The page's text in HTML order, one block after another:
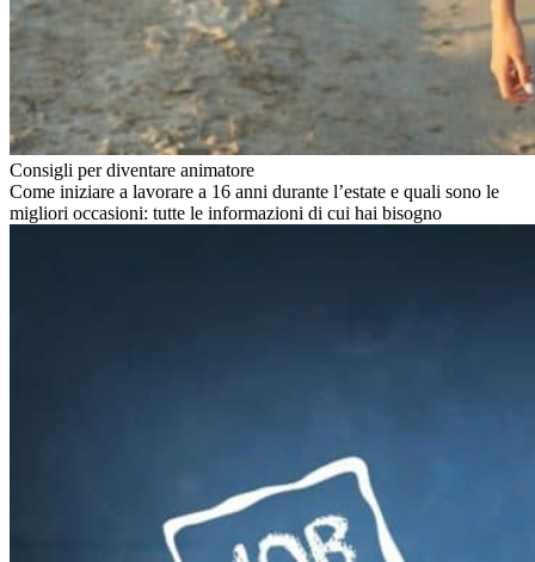
Consigli per diventare animatore
Come iniziare a lavorare a 16 anni durante l’estate e quali sono le
migliori occasioni: tutte le informazioni di cui hai bisogno